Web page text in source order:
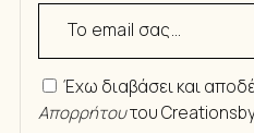
Έχω διαβάσει και
Απορρήτουτου